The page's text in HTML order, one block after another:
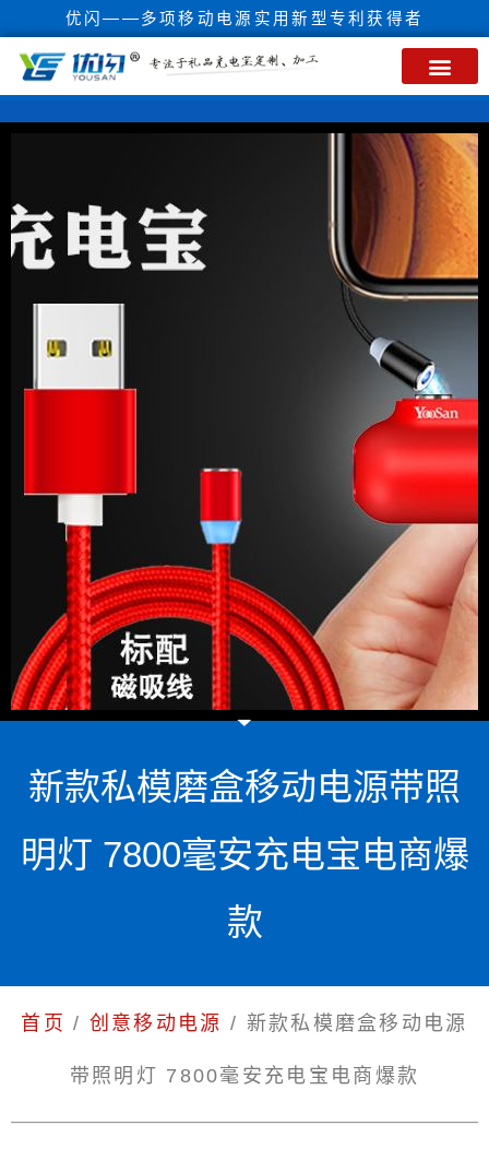
优闪——多项移动电源实用新型专利获得者
新款私模磨盒移动电源带照
明灯 7800毫安充电宝电商爆
款
首页 / 创意移动电源 / 新款私模磨盒移动电源
带照明灯 7800毫安充电宝电商爆款